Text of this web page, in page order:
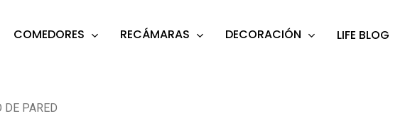
COMEDORES RECÁMARAS DECORACIÓN LIFE BLOG
DE PARED